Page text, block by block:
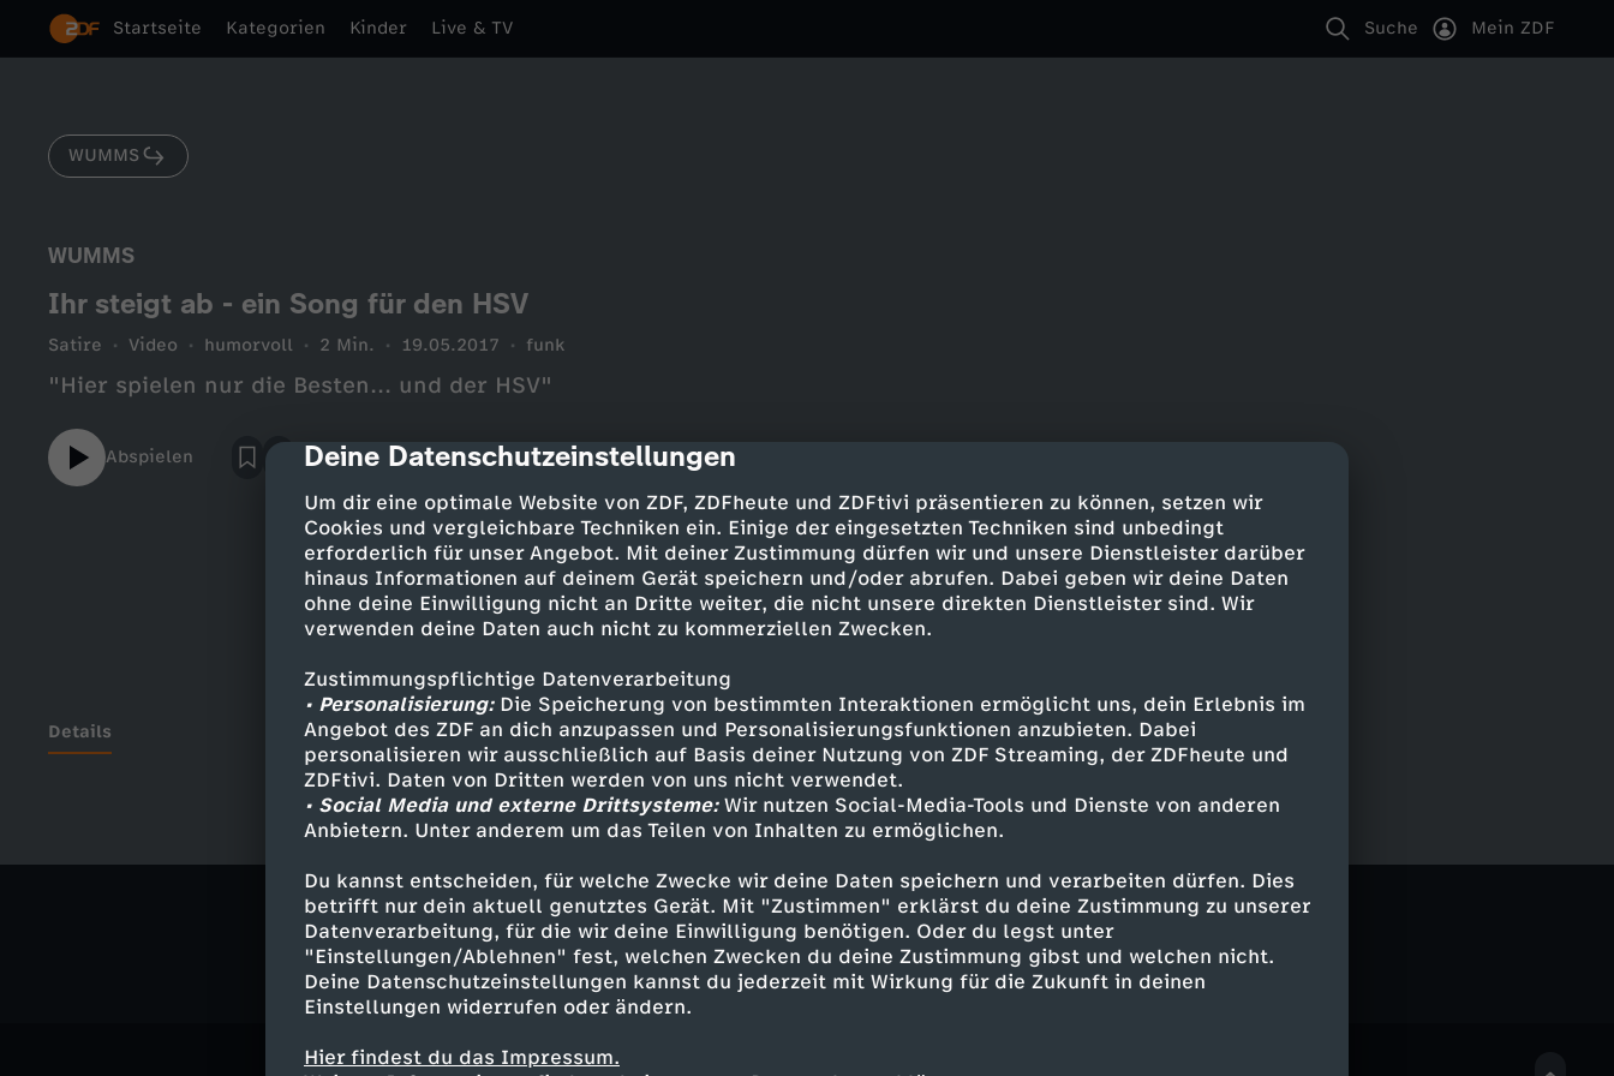
cmp-dialog-description
Deine Datenschutzeinstellungen
Um dir eine optimale Website von ZDF, ZDFheute und ZDFtivi präsentieren zu können, setzen wir
Cookies und vergleichbare Techniken ein. Einige der eingesetzten Techniken sind unbedingt
erforderlich für unser Angebot. Mit deiner Zustimmung dürfen wir und unsere Dienstleister darüber
hinaus Informationen auf deinem Gerät speichern und/oder abrufen. Dabei geben wir deine Daten
ohne deine Einwilligung nicht an Dritte weiter, die nicht unsere direkten Dienstleister sind. Wir
verwenden deine Daten auch nicht zu kommerziellen Zwecken.
Zustimmungspflichtige Datenverarbeitung
• Personalisierung:Die Speicherung von bestimmten Interaktionen ermöglicht uns, dein Erlebnis im
Angebot des ZDF an dich anzupassen und Personalisierungsfunktionen anzubieten. Dabei
personalisieren wir ausschließlich auf Basis deiner Nutzung von ZDF Streaming, der ZDFheute und
ZDFtivi. Daten von Dritten werden von uns nicht verwendet.
• Social Media und externe Drittsysteme:Wir nutzen Social-Media-Tools und Dienste von anderen
Anbietern. Unter anderem um das Teilen von Inhalten zu ermöglichen.
Du kannst entscheiden, für welche Zwecke wir deine Daten speichern und verarbeiten dürfen. Dies
betrifft nur dein aktuell genutztes Gerät. Mit "Zustimmen" erklärst du deine Zustimmung zu unserer
Datenverarbeitung, für die wir deine Einwilligung benötigen. Oder du legst unter
"Einstellungen/Ablehnen" fest, welchen Zwecken du deine Zustimmung gibst und welchen nicht.
Deine Datenschutzeinstellungen kannst du jederzeit mit Wirkung für die Zukunft in deinen
Einstellungen widerrufen oder ändern.
Hier findest du das Impressum.
Startseite Kategorien Kinder Live & TV Suche Mein ZDF
WUMMS
WUMMS
Ihr steigt ab - ein Song für den HSV
Satire Video humorvoll 2 Min. 19.05.2017 funk
"Hier spielen nur die Besten... und der HSV"
Abspielen
Details
Ähnliche Inhalte entdecken
Satire Video humorvoll WUMMS